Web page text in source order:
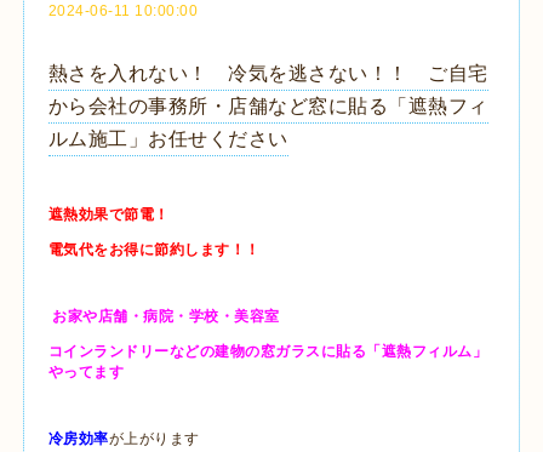
2024-06-11 10:00:00
熱さを入れない！ 冷気を逃さない！！ ご自宅
から会社の事務所・店舗など窓に貼る「遮熱フィ
ルム施工」お任せください
遮熱効果で節電！
電気代をお得に節約します！！
お家や店舗・病院・学校・美容室
コインランドリーなどの建物の窓ガラスに貼る「遮熱フィルム」
やってます
冷房効率が上がります